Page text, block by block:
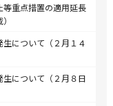
等重点措置の適用延長
について（２月１４
について（２月８日